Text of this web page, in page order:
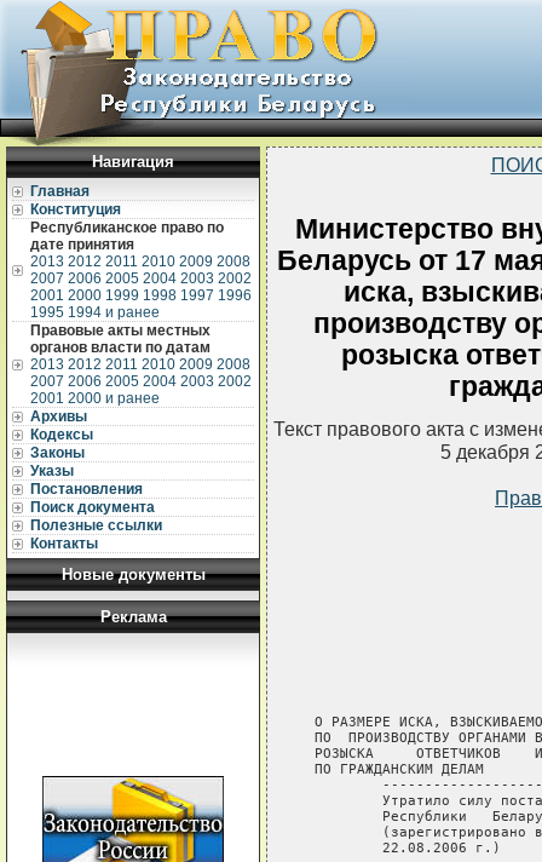
Навигация
Главная
Конституция
Республиканское право по
дате принятия
2013 2012 2011 2010 2009 2008
2007 2006 2005 2004 2003 2002
2001 2000 1999 1998 1997 1996
1995 1994 и ранее
Правовые акты местных
органов власти по датам
2013 2012 2011 2010 2009 2008
2007 2006 2005 2004 2003 2002
2001 2000 и ранее
Архивы
Кодексы
Законы
Указы
Постановления
Поиск документа
Полезные ссылки
Контакты
Новые документы
Реклама
Министерство
Беларусь от 17
иска,
производству
розыска
Текст правового акта с
5 декабря
О РАЗМЕРЕ ИСКА,
ПО  ПРОИЗВОДСТВУ ОРГАНАМИ
РОЗЫСКА     ОТВЕТЧИКОВ
ПО ГРАЖДАНСКИМ ДЕЛАМ
Утратило силу
Республики
(зарегистрировано
         22.08.2006 г.)